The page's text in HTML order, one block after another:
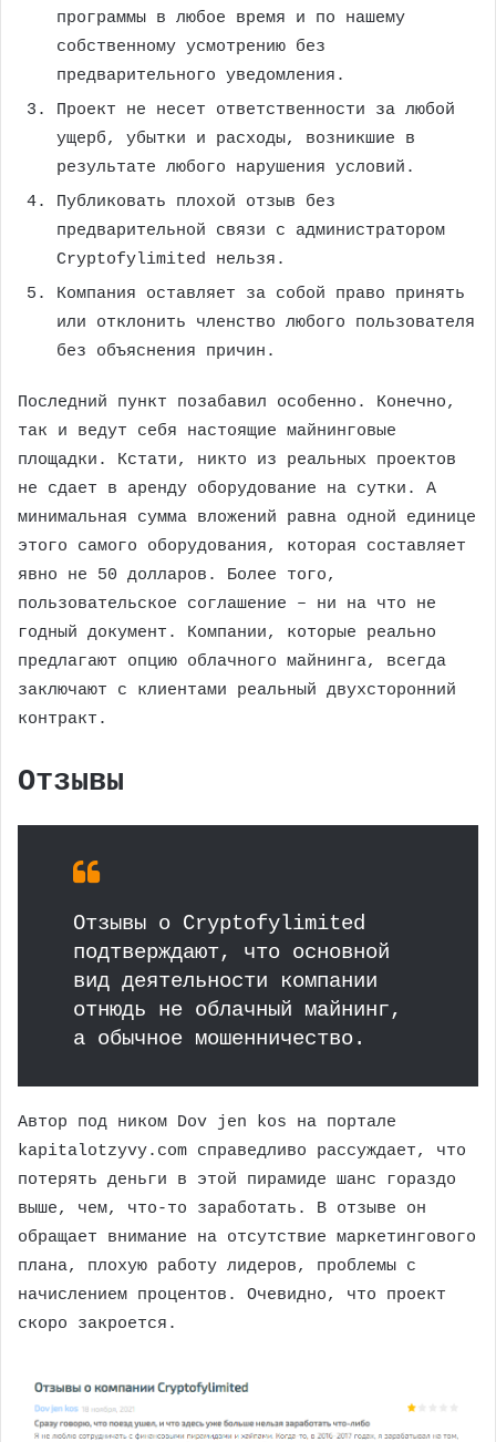
программы в любое время и по нашему
собственному усмотрению без
предварительного уведомления.
Проект не несет ответственности за любой
ущерб, убытки и расходы, возникшие в
результате любого нарушения условий.
Публиковать плохой отзыв без
предварительной связи с администратором
Cryptofylimited нельзя.
Компания оставляет за собой право принять
или отклонить членство любого пользователя
без объяснения причин.
Последний пункт позабавил особенно. Конечно,
так и ведут себя настоящие майнинговые
площадки. Кстати, никто из реальных проектов
не сдает в аренду оборудование на сутки. А
минимальная сумма вложений равна одной единице
этого самого оборудования, которая составляет
явно не 50 долларов. Более того,
пользовательское соглашение – ни на что не
годный документ. Компании, которые реально
предлагают опцию облачного майнинга, всегда
заключают с клиентами реальный двухсторонний
контракт.
Отзывы
Отзывы о Cryptofylimited
подтверждают, что основной
вид деятельности компании
отнюдь не облачный майнинг,
а обычное мошенничество.
Автор под ником Dov jen kos на портале
kapitalotzyvy.com справедливо рассуждает, что
потерять деньги в этой пирамиде шанс гораздо
выше, чем, что-то заработать. В отзыве он
обращает внимание на отсутствие маркетингового
плана, плохую работу лидеров, проблемы с
начислением процентов. Очевидно, что проект
скоро закроется.